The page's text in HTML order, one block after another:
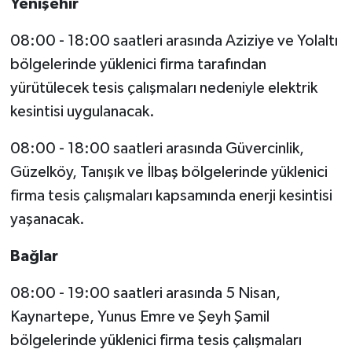
Yenişehir
08:00 - 18:00 saatleri arasında Aziziye ve Yolaltı
bölgelerinde yüklenici firma tarafından
yürütülecek tesis çalışmaları nedeniyle elektrik
kesintisi uygulanacak.
08:00 - 18:00 saatleri arasında Güvercinlik,
Güzelköy, Tanışık ve İlbaş bölgelerinde yüklenici
firma tesis çalışmaları kapsamında enerji kesintisi
yaşanacak.
Bağlar
08:00 - 19:00 saatleri arasında 5 Nisan,
Kaynartepe, Yunus Emre ve Şeyh Şamil
bölgelerinde yüklenici firma tesis çalışmaları